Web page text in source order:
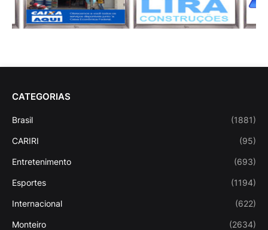
CATEGORIAS
Brasil (1881)
CARIRI (95)
Entretenimento (693)
Esportes (1194)
Internacional (622)
Monteiro (2634)